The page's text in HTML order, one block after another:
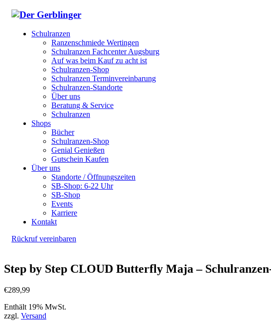
Schulranzen
Ranzenschmiede Wertingen
Schulranzen Fachcenter Augsburg
Auf was beim Kauf zu acht ist
Schulranzen-Shop
Schulranzen Terminvereinbarung
Schulranzen-Standorte
Über uns
Beratung & Service
Schulranzen
Shops
Bücher
Schulranzen-Shop
Genial Genießen
Gutschein Kaufen
Über uns
Standorte / Öffnungszeiten
SB-Shop: 6-22 Uhr
SB-Shop
Events
Karriere
Kontakt
Rückruf vereinbaren
Step by Step CLOUD Butterfly Maja –
€289,99
Enthält 19% MwSt.
zzgl. Versand